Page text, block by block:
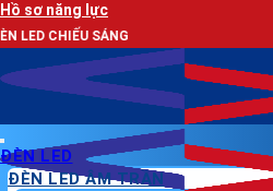
Hồ sơ năng lực
ĐÈN LED
ĐÈN LED ÂM TRẦN